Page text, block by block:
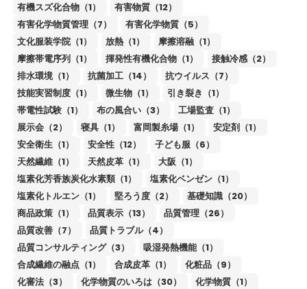
有機スズ化合物（1）
有害物質（12）
有害化学物質管理（7）
有害化学物質（5）
文化服装学院（1）
放熱（1）
摩擦溶融（1）
摩擦帯電序列（1）
揮発性有機化合物（1）
接触冷感（2）
排水環境（1）
抗菌加工（14）
抗ウイルス（7）
技能実習制度（1）
微生物（1）
引き裂き（1）
帯電性試験（1）
布の風合い（3）
工場監査（1）
展示会（2）
寝具（1） 富岡製糸場（1）
安定剤（1）
安全衛生（1）
安全性（12）
子ども服（6）
天然繊維（1）
天然皮革（1）
大阪（1）
塩素化芳香族炭化水素類（1）
塩素化ベンゼン（1）
塩素化トルエン（1）
堅ろう度（2）
基礎知識（20）
商品政策（1）
品質表示（13）
品質管理（26）
品質改善（7）
品質トラブル（4）
品質コンサルティング（3）
吸湿発熱機能（1）
合成繊維の融点（1）
合成皮革（1）
化粧品（9）
化審法（3）
化学物質のいろは（30）
化学物質（1）